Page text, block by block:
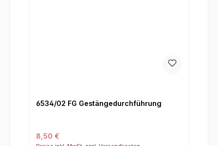
6534/02 FG Gestängedurchführung
Regulärer Preis:
8,50 €